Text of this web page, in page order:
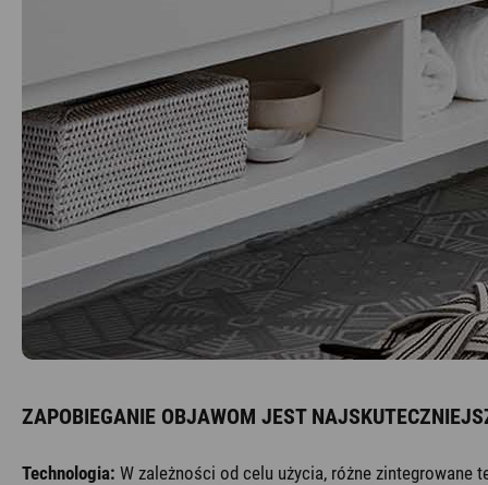
ZAPOBIEGANIE OBJAWOM JEST
Technologia: W zależności od celu użycia, różne zintegrowane